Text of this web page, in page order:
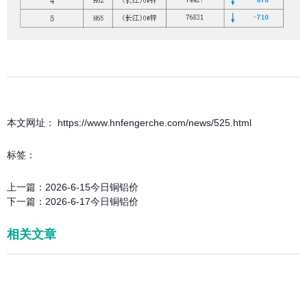
本文网址： https://www.hnfengerche.com/news/525.html
标签：
上一篇： 2026-6-15今日铜铝价
下一篇： 2026-6-17今日铜铝价
相关文章